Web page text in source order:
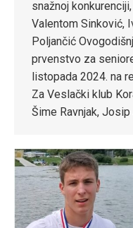
snažnoj
Valentom Sinković,
Poljančić
prvenstvo za
listopada 2024. na
Za Veslački klub
Šime Ravnjak,